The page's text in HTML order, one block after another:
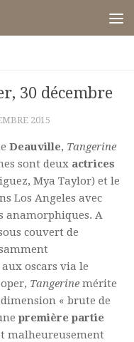
30 décembre
2015
Deauville, Tangerine
sont deux actrices
Mya Taylor) et le
Los Angeles avec
anamorphiques. A
couvert de
oscars via le
Tangerine mérite
« brute de
première partie
malheureusement